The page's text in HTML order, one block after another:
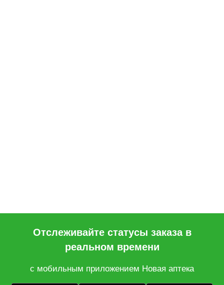
Отслеживайте статусы заказа в
реальном времени
с мобильным приложением Новая аптека